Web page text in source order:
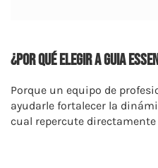
¿Por qué elegir a Guia
Porque un equipo de
ayudarle fortalecer la
cual repercute